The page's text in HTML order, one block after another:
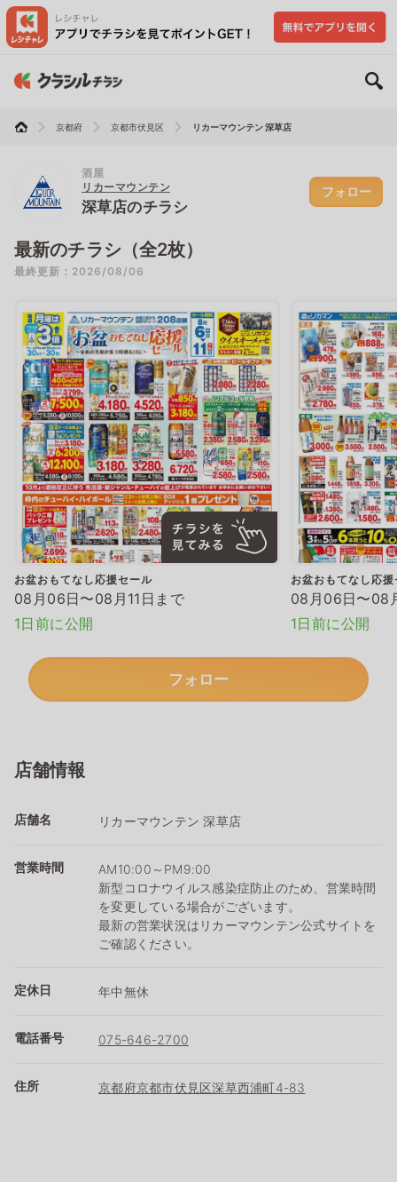
京都府 京都市伏見区 リカーマウンテン 深草店
酒屋
リカーマウンテン
深草店のチラシ
フォロー
最新のチラシ（全2枚）
最終更新：2026/08/06
お盆おもてなし応援セール
08月06日〜08月11日まで
1日前に公開
お盆おもてなし応
08月06日〜08
1日前に公開
フォロー
店舗情報
店舗名 リカーマウンテン 深草店
営業時間
AM10:00～PM9:00
新型コロナウイルス感染症防止のため、営業時間
を変更している場合がございます。
最新の営業状況はリカーマウンテン公式サイトを
ご確認ください。
定休日 年中無休
電話番号 075-646-2700
住所 京都府京都市伏見区深草西浦町4-83